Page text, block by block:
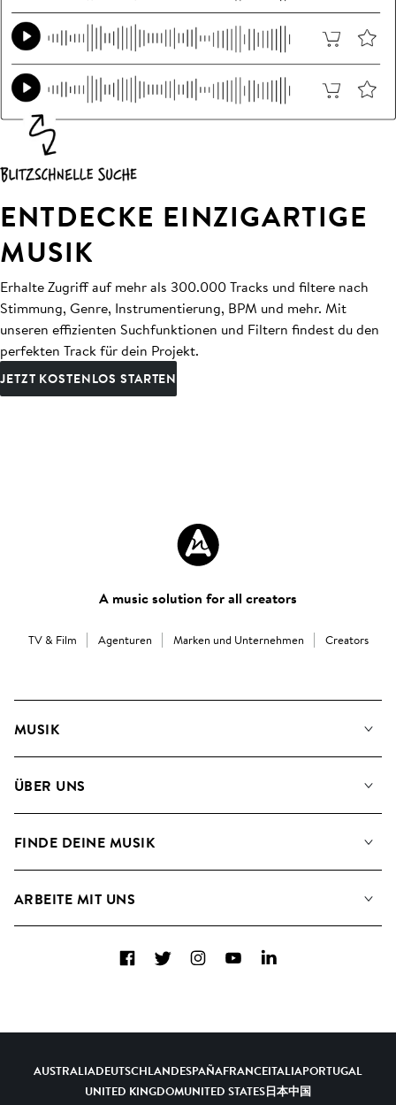
ENTDECKE EINZIGARTIGE
MUSIK
Erhalte Zugriff auf mehr als 300.000 Tracks und filtere nach
Stimmung, Genre, Instrumentierung, BPM und mehr. Mit
unseren effizienten Suchfunktionen und Filtern findest du den
perfekten Track für dein Projekt.
JETZT KOSTENLOS STARTEN
A music solution for all creators
TV & Film Agenturen Marken und Unternehmen Creators
MUSIK
Suche
ÜBER UNS
Blog
FINDE DEINE MUSIK
Kontakt
ARBEITE MIT UNS
A&R - Demo-Einsendungen
FacebookTwitterInstagramYouTubeLinkedIn
AUSTRALIADEUTSCHLANDESPAÑAFRANCEITALIAPORTUGAL
UNITED KINGDOMUNITED STATES日本中国